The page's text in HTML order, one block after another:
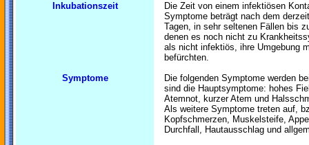
Inkubationszeit
Die Zeit von einem infektiösen
Symptome beträgt nach dem
Tagen, in sehr seltenen Fällen bis
denen es noch nicht zu
als nicht infektiös, ihre Umgebung
befürchten.
Symptome
Die folgenden Symptome werden
sind die Hauptsymptome: hohes
Atemnot, kurzer Atem und
Als weitere Symptome treten auf,
Kopfschmerzen, Muskelsteife,
Durchfall, Hautausschlag und